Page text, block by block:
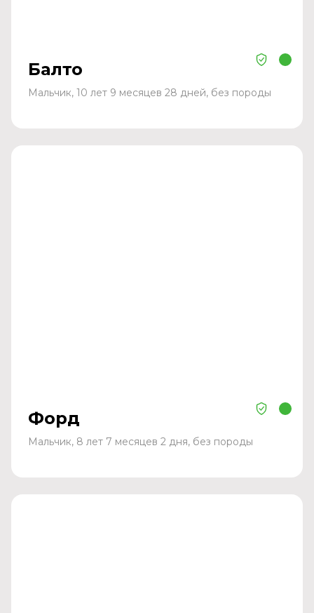
Балто
Мальчик, 10 лет 9 месяцев 28 дней, без породы
Форд
Мальчик, 8 лет 7 месяцев 2 дня, без породы